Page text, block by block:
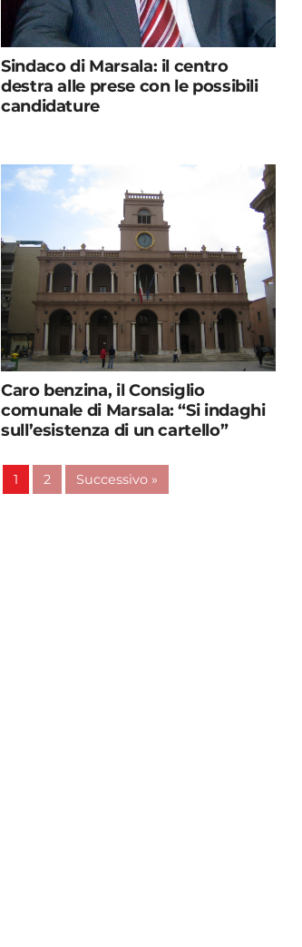
Sindaco di Marsala: il centro
destra alle prese con le possibili
candidature
Caro benzina, il Consiglio
comunale di Marsala: “Si indaghi
sull’esistenza di un cartello”
1 2 Successivo »